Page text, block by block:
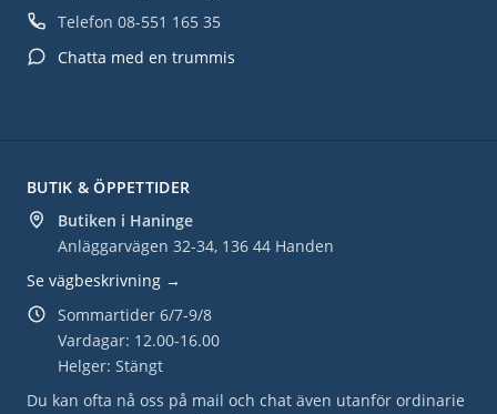
BUTIK & ÖPPETTIDER
Butiken i Haninge
Anläggarvägen 32-34, 136 44 Handen
Se vägbeskrivning →
Sommartider 6/7-9/8
Vardagar: 12.00-16.00
Helger: Stängt
Du kan ofta nå oss på mail och chat även utanför ordinarie
Telefon 08-551 165 35
Chatta med en trummis